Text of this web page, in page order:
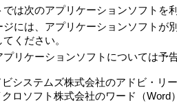
では次のアプリケーションソフトを
ジには、アプリケーションソフトが
てください。
プリケーションソフトについては予
ビシステムズ株式会社のアドビ・リ
クロソフト株式会社のワード（